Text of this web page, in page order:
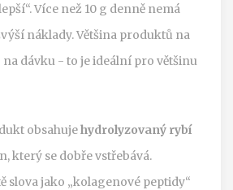
Více než 10 g denně nemá
náklady. Většina produktů na
dávku - to je ideální pro většinu
obsahujehydrolyzovaný rybí
který se dobře vstřebává.
slova jako „kolagenové peptidy“